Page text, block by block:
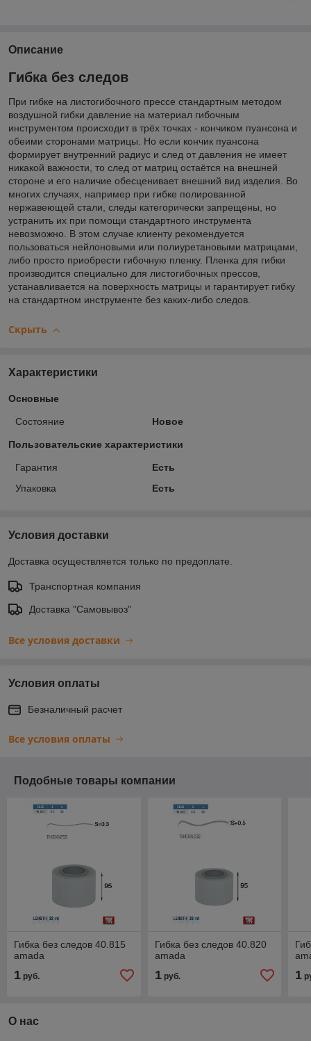
Описание
Гибка без следов
При гибке на листогибочного прессе стандартным методом
воздушной гибки давление на материал гибочным
инструментом происходит в трёх точках - кончиком пуансона и
обеими сторонами матрицы. Но если кончик пуансона
формирует внутренний радиус и след от давления не имеет
никакой важности, то след от матриц остаётся на внешней
стороне и его наличие обесценивает внешний вид изделия. Во
многих случаях, например при гибке полированной
нержавеющей стали, следы категорически запрещены, но
устранить их при помощи стандартного инструмента
невозможно. В этом случае клиенту рекомендуется
пользоваться нейлоновыми или полиуретановыми матрицами,
либо просто приобрести гибочную пленку. Пленка для гибки
производится специально для листогибочных прессов,
устанавливается на поверхность матрицы и гарантирует гибку
на стандартном инструменте без каких-либо следов.
Скрыть
Характеристики
Основные
Состояние Новое
Пользовательские характеристики
Гарантия
Есть
Упаковка
Есть
Условия доставки
Доставка осуществляется только по предоплате.
Транспортная компания
Доставка "Самовывоз"
Все условия доставки
Условия оплаты
Безналичный расчет
Все условия оплаты
Подобные товары компании
Гибка без следов 40.815
amada
1 руб.
Гибка без следов 40.820
amada
1руб. 1
О нас